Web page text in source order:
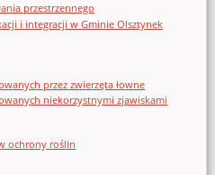
przestrzennego
i integracji w Gminie Olsztynek
przez zwierzęta łowne
niekorzystnymi zjawiskami
ochrony roślin